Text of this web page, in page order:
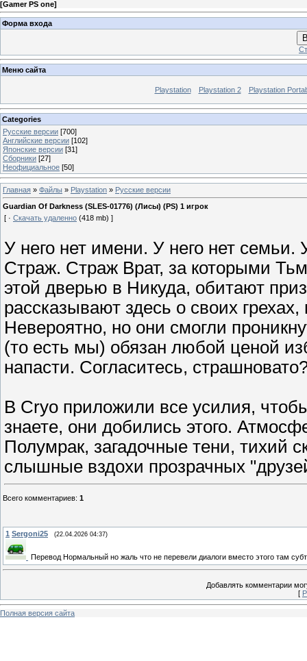
[Gamer PS one]
Форма входа
Меню сайта
Playstation Playstation 2 Playstation
Categories
Русские версии [700]
Английские версии [102]
Японские версии [31]
Сборники [27]
Неофициальное [50]
Главная » Файлы » Playstation » Русские версии
Guardian Of Darkness (SLES-01776) (Лисы) (PS) 1 игрок
[ · Скачать удаленно (418 mb) ]
У него нет имени. У него нет семьи.
Страж. Страж Врат, за которыми
этой дверью в Никуда, обитают
рассказывают здесь о своих
Невероятно, но они смогли
(то есть мы) обязан любой ценой
напасти. Согласитесь,
В Cryo приложили все усилия,
знаете, они добились этого.
Полумрак, загадочные тени, тихий
слышные вздохи прозрачных
Всего комментариев: 1
1 Sergoni25 (22.04.2026 04:37)
Перевод Нормальный но жаль что не перевели диалоги вместо этого там
Добавлять комментарии
[
Полная версия сайта